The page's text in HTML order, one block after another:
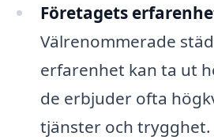
Företagets
Välrenommerade
erfarenhet kan ta ut
de erbjuder ofta
tjänster och